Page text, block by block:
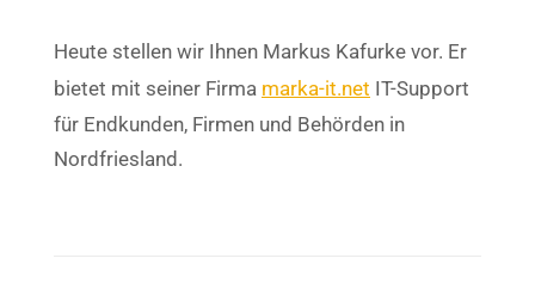
Heute stellen wir Ihnen Markus Kafurke vor. Er
bietet mit seiner Firma marka-it.net IT-Support
für Endkunden, Firmen und Behörden in
Nordfriesland.